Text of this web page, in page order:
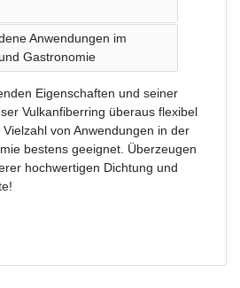
Anwendungen im
Gastronomie
Eigenschaften und seiner
Vulkanfiberring überaus flexibel
von Anwendungen in der
bestens geeignet. Überzeugen
hochwertigen Dichtung und